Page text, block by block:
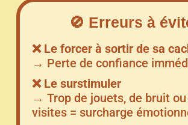
🚫 Erreurs à
❌ Le forcer à sortir de sa
→ Perte de confiance
❌ Le surstimuler
→ Trop de jouets, de bruit ou
visites = surcharge